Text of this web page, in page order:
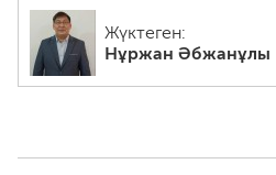
Жүктеген:
Нұржан Әбжанұлы